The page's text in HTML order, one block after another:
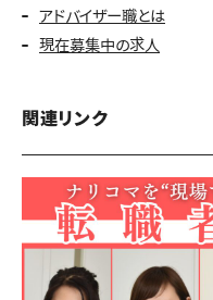
アドバイザー職とは
現在募集中の求人
関連リンク